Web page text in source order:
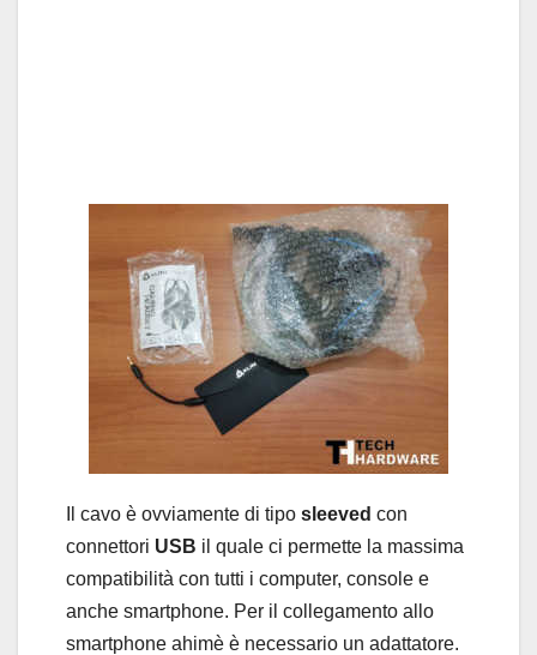
Il cavo è ovviamente di tipo sleeved con
connettori USB il quale ci permette la massima
compatibilità con tutti i computer, console e
anche smartphone. Per il collegamento allo
smartphone ahimè è necessario un adattatore.